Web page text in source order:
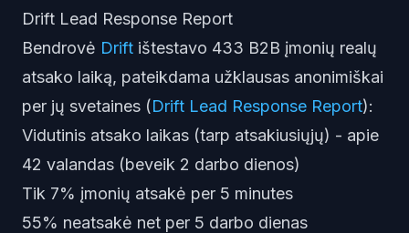
Drift Lead Response Report
Bendrovė Drift ištestavo 433 B2B įmonių realų
atsako laiką, pateikdama užklausas anonimiškai
per jų svetaines (Drift Lead Response Report):
Vidutinis atsako laikas (tarp atsakiusiųjų) - apie
42 valandas (beveik 2 darbo dienos)
Tik 7% įmonių atsakė per 5 minutes
55% neatsakė net per 5 darbo dienas